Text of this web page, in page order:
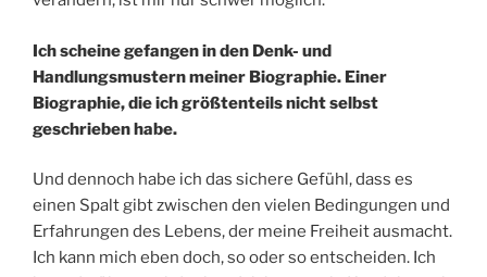
Ich scheine gefangen in den Denk- und
Handlungsmustern meiner Biographie. Einer
Biographie, die ich größtenteils nicht selbst
geschrieben habe.
Und dennoch habe ich das sichere Gefühl, dass es
einen Spalt gibt zwischen den vielen Bedingungen und
Erfahrungen des Lebens, der meine Freiheit ausmacht.
Ich kann mich eben doch, so oder so entscheiden. Ich